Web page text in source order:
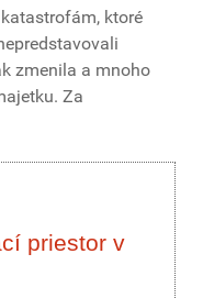
ktoré
zmenila a mnoho
Za
priestor v